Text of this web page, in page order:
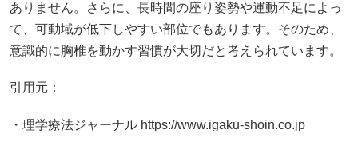
ありません。さらに、長時間の座り姿勢や運動不足によっ
て、可動域が低下しやすい部位でもあります。そのため、
意識的に胸椎を動かす習慣が大切だと考えられています。
引用元：
・理学療法ジャーナル https://www.igaku-shoin.co.jp